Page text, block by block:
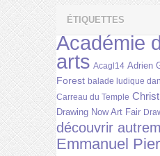
ÉTIQUETTES
Académie
arts Acagl14 Adrien
Forest balade ludique
Carreau du Temple
Drawing Now Art Fair
découvrir
Emmanuel